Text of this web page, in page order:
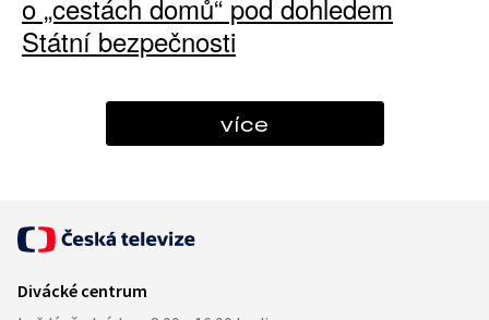
o „cestách domů“ pod dohledem
Státní bezpečnosti
více